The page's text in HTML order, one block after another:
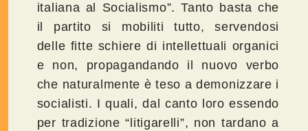
italiana al Socialismo”. Tanto basta che
il partito si mobiliti tutto, servendosi
delle fitte schiere di intellettuali organici
e non, propagandando il nuovo verbo
che naturalmente è teso a demonizzare i
socialisti. I quali, dal canto loro essendo
per tradizione “litigarelli”, non tardano a